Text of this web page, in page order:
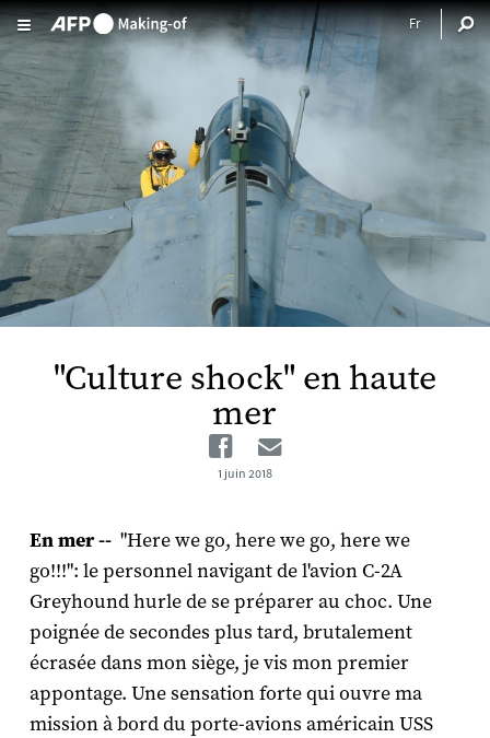
Aller au contenu principal
"Culture shock" en haute
mer
Facebook
1 juin 2018
En mer -- "Here we go, here we go, here we
go!!!": le personnel navigant de l'avion C-2A
Greyhound hurle de se préparer au choc. Une
poignée de secondes plus tard, brutalement
écrasée dans mon siège, je vis mon premier
appontage. Une sensation forte qui ouvre ma
mission à bord du porte-avions américain USS